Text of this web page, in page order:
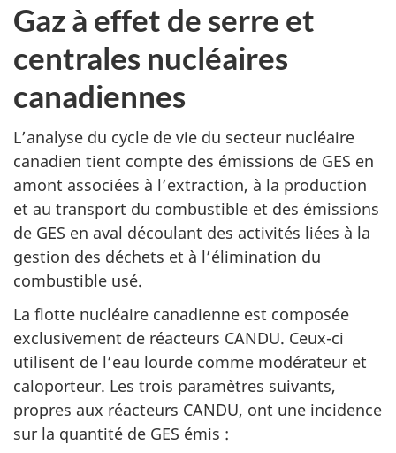
Gaz à effet de serre et
centrales nucléaires
canadiennes
L’analyse du cycle de vie du secteur nucléaire
canadien tient compte des émissions de GES en
amont associées à l’extraction, à la production
et au transport du combustible et des émissions
de GES en aval découlant des activités liées à la
gestion des déchets et à l’élimination du
combustible usé.
La flotte nucléaire canadienne est composée
exclusivement de réacteurs CANDU. Ceux-ci
utilisent de l’eau lourde comme modérateur et
caloporteur. Les trois paramètres suivants,
propres aux réacteurs CANDU, ont une incidence
sur la quantité de GES émis :